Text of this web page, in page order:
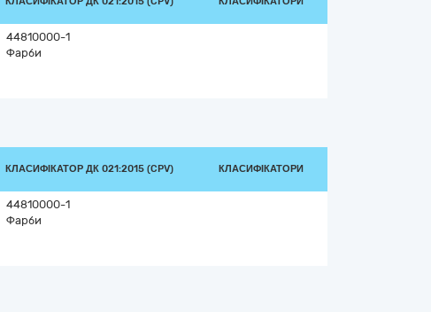
44810000-1
Фарби
КЛАСИФІКАТОР ДК 021:2015 (CPV) КЛАСИФІКАТОРИ
44810000-1
Фарби